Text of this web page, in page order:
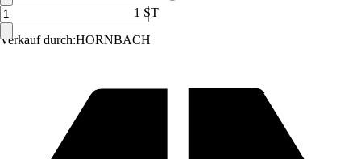
Verkauf durch:HORNBACH
1 ST